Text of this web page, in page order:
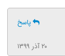
پاسخ
۲۰ آذر ۱۳۹۹